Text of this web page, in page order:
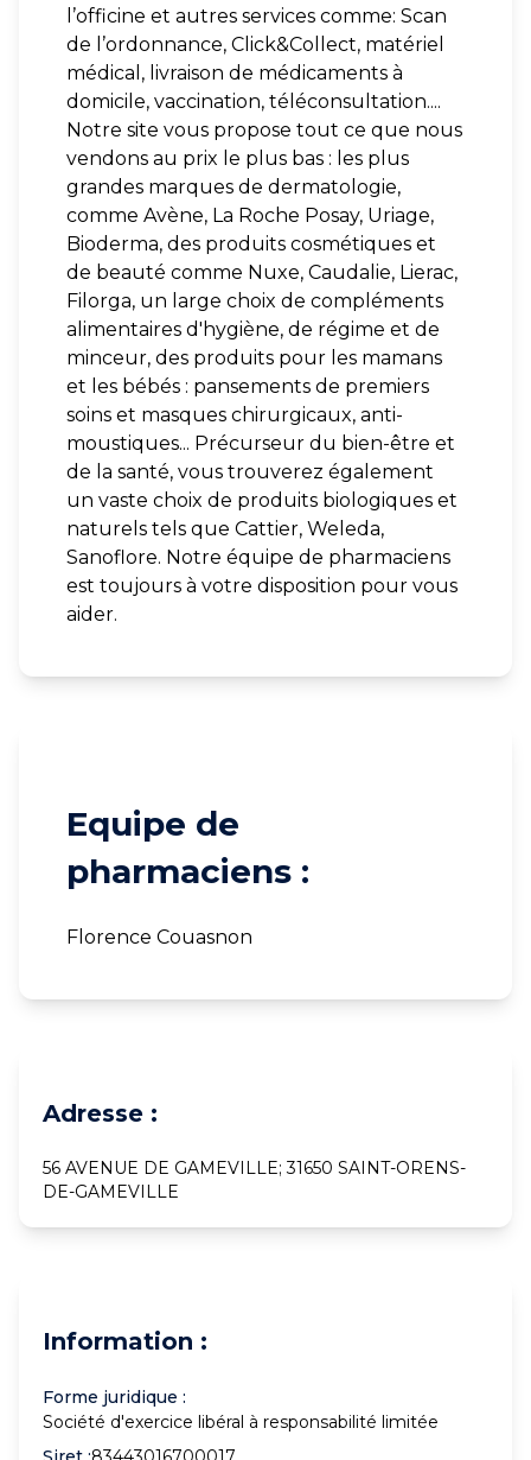
l’officine et autres services comme: Scan
de l’ordonnance, Click&Collect, matériel
médical, livraison de médicaments à
domicile, vaccination, téléconsultation....
Notre site vous propose tout ce que nous
vendons au prix le plus bas : les plus
grandes marques de dermatologie,
comme Avène, La Roche Posay, Uriage,
Bioderma, des produits cosmétiques et
de beauté comme Nuxe, Caudalie, Lierac,
Filorga, un large choix de compléments
alimentaires d'hygiène, de régime et de
minceur, des produits pour les mamans
et les bébés : pansements de premiers
soins et masques chirurgicaux, anti-
moustiques... Précurseur du bien-être et
de la santé, vous trouverez également
un vaste choix de produits biologiques et
naturels tels que Cattier, Weleda,
Sanoflore. Notre équipe de pharmaciens
est toujours à votre disposition pour vous
aider.
Equipe de
pharmaciens :
Florence Couasnon
Adresse :
56 AVENUE DE GAMEVILLE; 31650 SAINT-ORENS-
DE-GAMEVILLE
Information :
Forme juridique :
Société d'exercice libéral à responsabilité limitée